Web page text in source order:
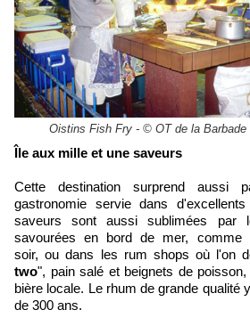
Oistins Fish Fry - © OT de la Barbade
Île aux mille et une saveurs
Cette destination surprend
gastronomie servie dans
saveurs sont aussi sublimées par
savourées en bord de mer, comme
soir, ou dans les rum shops où l'on
two", pain salé et beignets de
bière locale. Le rhum de grande qualité
de 300 ans.